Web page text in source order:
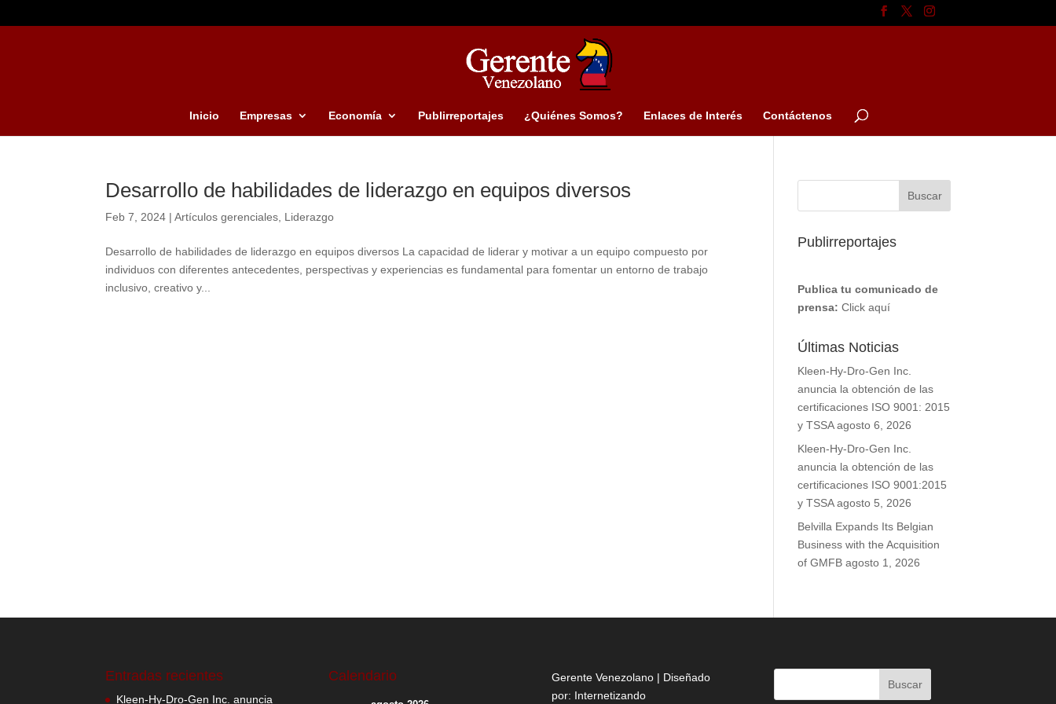
Inicio Empresas Economía Publirreportajes ¿Quiénes Somos? Enlaces de Interés Contáctenos
Desarrollo de habilidades de liderazgo en equipos diversos
Feb 7, 2024 |Artículos gerenciales Liderazgo
Desarrollo de habilidades de liderazgo en equipos diversos La capacidad de liderar y motivar a un equipo compuesto por
individuos con diferentes antecedentes, perspectivas y experiencias es fundamental para fomentar un entorno de trabajo
inclusivo, creativo y...
Publirreportajes
Publica tu comunicado de
prensa: Click aquí
Últimas Noticias
Kleen-Hy-Dro-Gen Inc.
anuncia la obtención de las
certificaciones ISO 9001: 2015
y TSSA agosto 6, 2026
Kleen-Hy-Dro-Gen Inc.
anuncia la obtención de las
certificaciones ISO 9001:2015
y TSSA agosto 5, 2026
Belvilla Expands Its Belgian
Business with the Acquisition
of GMFB agosto 1, 2026
Entradas recientes
Kleen-Hy-Dro-Gen Inc. anuncia
Calendario
Gerente Venezolano | Diseñado
por: Internetizando